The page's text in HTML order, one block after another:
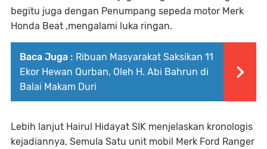
begitu juga dengan Penumpang sepeda motor Merk
Honda Beat ,mengalami luka ringan.
Baca Juga : Ribuan Masyarakat Saksikan 11
Ekor Hewan Qurban, Oleh H. Abi Bahrun di
Balai Makam Duri
Lebih lanjut Hairul Hidayat SIK menjelaskan kronologis
kejadiannya, Semula Satu unit mobil Merk Ford Ranger